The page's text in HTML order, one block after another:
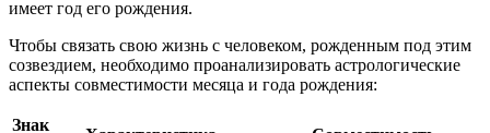
имеет год его рождения.
Чтобы связать свою жизнь с человеком, рожденным под этим
созвездием, необходимо проанализировать астрологические
аспекты совместимости месяца и года рождения:
Знак